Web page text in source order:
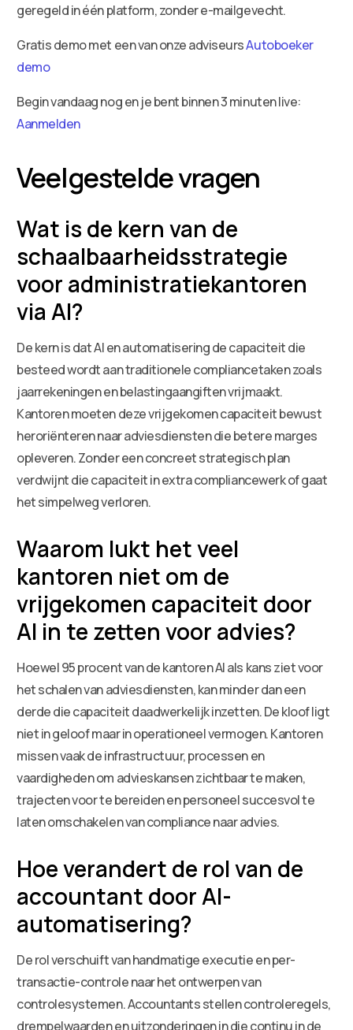
geregeld in één platform, zonder e-mailgevecht.
Gratis demo met een van onze adviseursAutoboeker
demo
Begin vandaag nog en je bent binnen 3 minuten live:
Aanmelden
Veelgestelde vragen
Wat is de kern van de
schaalbaarheidsstrategie
voor administratiekantoren
via AI?
De kern is dat AI en automatisering de capaciteit die
besteed wordt aan traditionele compliancetaken zoals
jaarrekeningen en belastingaangiften vrijmaakt.
Kantoren moeten deze vrijgekomen capaciteit bewust
heroriënteren naar adviesdiensten die betere marges
opleveren. Zonder een concreet strategisch plan
verdwijnt die capaciteit in extra compliancewerk of gaat
het simpelweg verloren.
Waarom lukt het veel
kantoren niet om de
vrijgekomen capaciteit door
AI in te zetten voor advies?
Hoewel 95 procent van de kantoren AI als kans ziet voor
het schalen van adviesdiensten, kan minder dan een
derde die capaciteit daadwerkelijk inzetten. De kloof ligt
niet in geloof maar in operationeel vermogen. Kantoren
missen vaak de infrastructuur, processen en
vaardigheden om advieskansen zichtbaar te maken,
trajecten voor te bereiden en personeel succesvol te
laten omschakelen van compliance naar advies.
Hoe verandert de rol van de
accountant door AI-
automatisering?
De rol verschuift van handmatige executie en per-
transactie-controle naar het ontwerpen van
controlesystemen. Accountants stellen controleregels,
drempelwaarden en uitzonderingen in die continu in de